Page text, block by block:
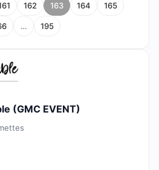
162 163 164 165
… 195
(GMC EVENT)